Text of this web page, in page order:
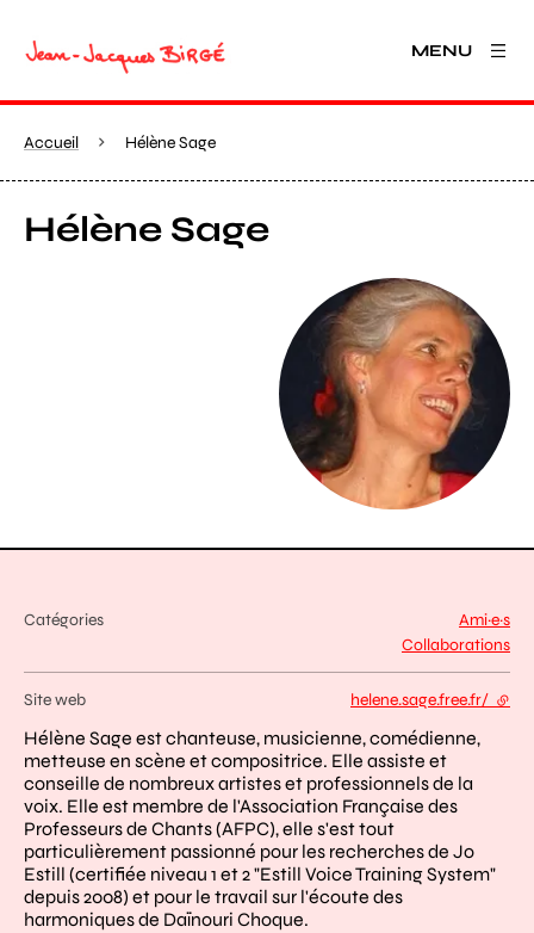
MENU
Accueil Hélène Sage
Hélène Sage
Agrandir
Catégories
Ami·e·s
Collaborations
Site web helene.sage.free.fr/ -
Hélène Sage est chanteuse, musicienne, comédienne,
metteuse en scène et compositrice. Elle assiste et
conseille de nombreux artistes et professionnels de la
voix. Elle est membre de l'Association Française des
Professeurs de Chants (AFPC), elle s'est tout
particulièrement passionné pour les recherches de Jo
Estill (certifiée niveau 1 et 2 "Estill Voice Training System"
depuis 2008) et pour le travail sur l'écoute des
harmoniques de Daïnouri Choque.